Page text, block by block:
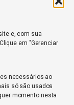
e, com sua
em "Gerenciar
necessários ao
só são usados
momento nesta